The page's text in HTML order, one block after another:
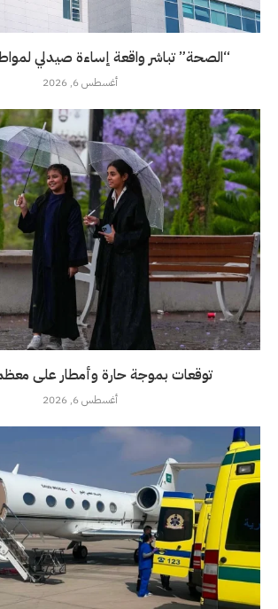
“الصحة” تباشر واقعة إساءة صيدلي
أغسطس 6, 2026
توقعات بموجة حارة وأمطار على
أغسطس 6, 2026